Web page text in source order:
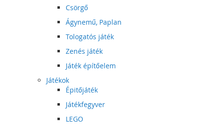
Csörgő
Ágynemű, Paplan
Tologatós játék
Zenés játék
Játék építőelem
Játékok
Épitőjáték
Játékfegyver
LEGO